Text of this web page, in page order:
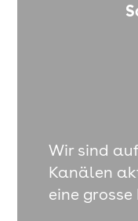
Wir sind
Kanälen
eine grosse